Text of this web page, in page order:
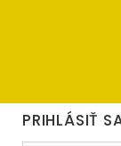
PRIHLÁSIŤ